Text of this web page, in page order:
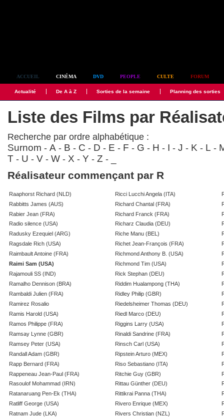
ACCUEIL CINÉMA DVD PEOPLE CULTE FORUM
Actualité De A à Z Sorties de la semaine Planning des sorties
Liste des Films par
Recherche par ordre alphabétique :
Surnom - A - B - C - D - E - F - G - H - I - J - K - L -
T - U - V - W - X - Y - Z -
Réalisateur commençant par R
Raaphorst Richard (NLD)
Rabbitts James (AUS)
Rabier Jean (FRA)
Radio silence (USA)
Radusky Ezequiel (ARG)
Ragsdale Rich (USA)
Raimbault Antoine (FRA)
Raimi Sam (USA)
Rajamouli SS (IND)
Ramalho Dennison (BRA)
Rambaldi Julien (FRA)
Ramirez Rosalio
Ramis Harold (USA)
Ramos Philippe (FRA)
Ramsay Lynne (GBR)
Ramsey Peter (USA)
Randall Adam (GBR)
Rapp Bernard (FRA)
Rappeneau Jean-Paul (FRA)
Rasoulof Mohammad (IRN)
Ratanaruang Pen-Ek (THA)
Ratliff George (USA)
Ratnam Jude (LKA)
Ricci Lucchi Angela (ITA)
Richard Chantal (FRA)
Richard Franck (FRA)
Richarz Claudia (DEU)
Riche Manu (BEL)
Richet Jean-François (FRA)
Richmond Anthony B. (USA)
Richmond Tim (USA)
Rick Stephan (DEU)
Riddim Hualampong (THA)
Ridley Philip (GBR)
Riedelsheimer Thomas (DEU)
Riedl Marco (DEU)
Riggins Larry (USA)
Rinaldi Sandrine (FRA)
Rinsch Carl (USA)
Ripstein Arturo (MEX)
Riso Sebastiano (ITA)
Ritchie Guy (GBR)
Rittau Günther (DEU)
Rittikrai Panna (THA)
Rivero Enrique (MEX)
Rivers Christian (NZL)